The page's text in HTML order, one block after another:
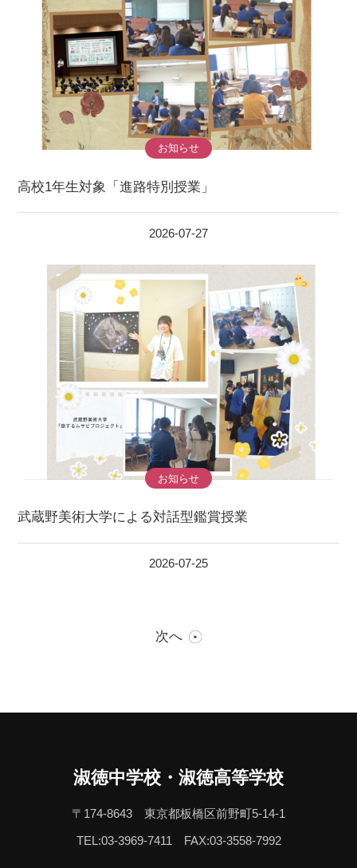
お知らせ
高校1年生対象「進路特別授業」
2026-07-27
お知らせ
武蔵野美術大学による対話型鑑賞授業
2026-07-25
次へ
淑徳中学校・淑徳高等学校
〒174-8643 東京都板橋区前野町5-14-1
TEL:03-3969-7411
FAX:03-3558-7992